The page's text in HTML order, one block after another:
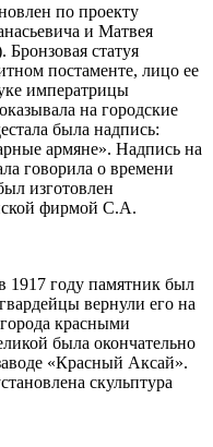
по проекту
и Матвея
статуя
постаменте, лицо ее
императрицы
на городские
была надпись:
армяне». Надпись на
говорила о времени
изготовлен
фирмой С.А.
году памятник был
вернули его на
красными
была окончательно
«Красный Аксай».
скульптура